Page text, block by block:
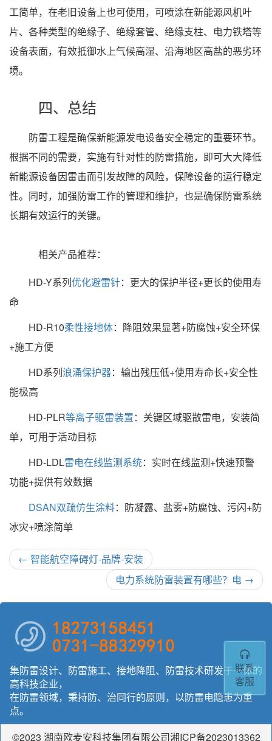
联系
客服
工简单，在老旧设备上也可使用，可喷涂在新能源风机叶
片、各种类型的绝缘子、绝缘套管、绝缘支柱、电力铁塔等
设备表面，有效抵御水上气候高湿、沿海地区高盐的恶劣环
境。
四、总结
防雷工程是确保新能源发电设备安全稳定的重要环节。
根据不同的需要，实施有针对性的防雷措施，即可大大降低
新能源设备因雷击而引发故障的风险，保障设备的运行稳定
性。同时，加强防雷工作的管理和维护，也是确保防雷系统
长期有效运行的关键。
相关产品推荐：
HD-Y系列优化避雷针：更大的保护半径+更长的使用寿
命
HD-R10柔性接地体：降阻效果显著+防腐蚀+安全环保
+施工方便
HD系列浪涌保护器：输出残压低+使用寿命长+安全性
能极高
HD-PLR等离子驱雷装置：关键区域驱散雷电，安装简
单，可用于活动目标
HD-LDL雷电在线监测系统：实时在线监测+快速预警
功能+提供有效数据
DSAN双疏仿生涂料：防凝露、盐雾+防腐蚀、污闪+防
冰灾+喷涂简单
← 智能航空障碍灯-品牌-安装
电力系统防雷装置有哪些？电 →
集防雷设计、防雷施工、接地降阻、防雷技术研发于一体的
高科技企业，
在防雷领域，秉持防、治同行的原则，以防雷电隐患为重
点。
©2023 湖南欧麦安科技集团有限公司湘ICP备2023013362